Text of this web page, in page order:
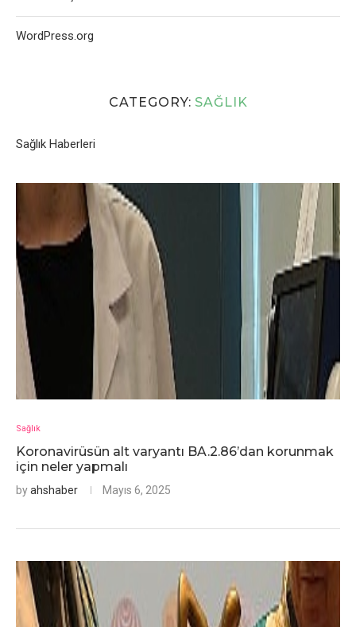
CATEGORY: SAĞLIK
Sağlık Haberleri
Sağlık
Koronavirüsün alt varyantı BA.2.86’dan korunmak
için neler yapmalı
byahshaber Mayıs 6, 2025
WordPress.org